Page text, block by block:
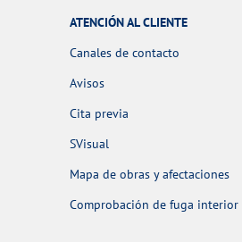
ATENCIÓN AL CLIENTE
Canales de contacto
Avisos
Cita previa
SVisual
Mapa de obras y afectaciones
Comprobación de fuga interior